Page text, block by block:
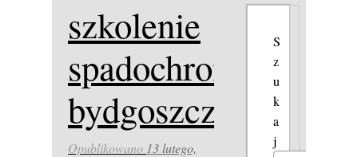
szkolenie
spadochronowe
bydgoszcz
Opublikowano 13 lutego,
S
z
u
k
a
j